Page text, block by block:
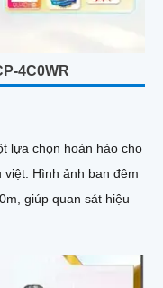
4C0WR
lựa chọn hoàn hảo cho
đêm
giúp quan sát hiệu